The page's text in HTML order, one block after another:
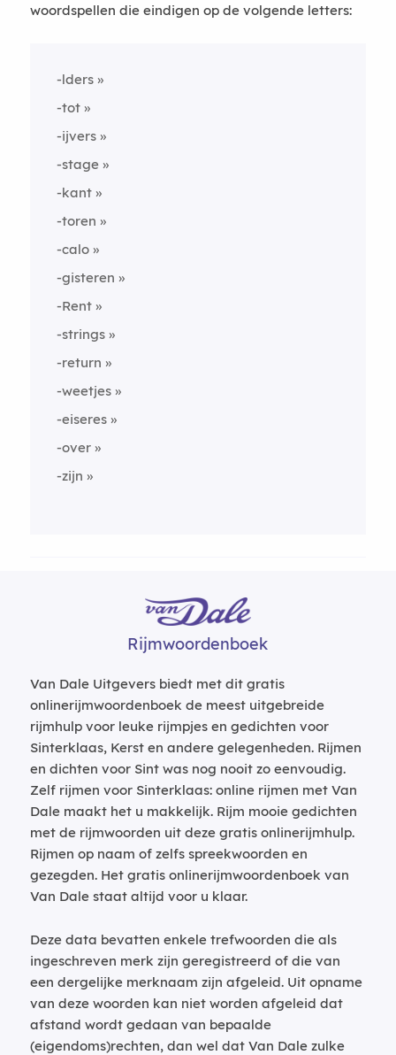
woordspellen die eindigen op de volgende letters:
-lders
-tot
-ijvers
-stage
-kant
-toren
-calo
-gisteren
-Rent
-strings
-return
-weetjes
-eiseres
-over
-zijn
Rijmwoordenboek
Van Dale Uitgevers biedt met dit gratis
onlinerijmwoordenboek de meest uitgebreide
rijmhulp voor leuke rijmpjes en gedichten voor
Sinterklaas, Kerst en andere gelegenheden. Rijmen
en dichten voor Sint was nog nooit zo eenvoudig.
Zelf rijmen voor Sinterklaas: online rijmen met Van
Dale maakt het u makkelijk. Rijm mooie gedichten
met de rijmwoorden uit deze gratis onlinerijmhulp.
Rijmen op naam of zelfs spreekwoorden en
gezegden. Het gratis onlinerijmwoordenboek van
Van Dale staat altijd voor u klaar.
Deze data bevatten enkele trefwoorden die als
ingeschreven merk zijn geregistreerd of die van
een dergelijke merknaam zijn afgeleid. Uit opname
van deze woorden kan niet worden afgeleid dat
afstand wordt gedaan van bepaalde
(eigendoms)rechten, dan wel dat Van Dale zulke